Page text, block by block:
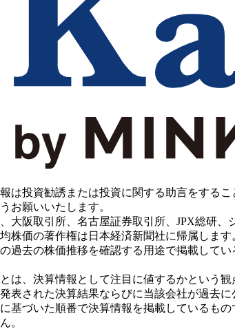
は投資勧誘または投資に関する助言をするこ
お願いいたします。
阪取引所、名古屋証券取引所、JPX総研、
株価の著作権は日本経済新聞社に帰属します
過去の株価推移を確認する用途で掲載して
は、決算情報として注目に値するかという
表された決算結果ならびに当該会社が過去
基づいた順番で決算情報を掲載しているも
。